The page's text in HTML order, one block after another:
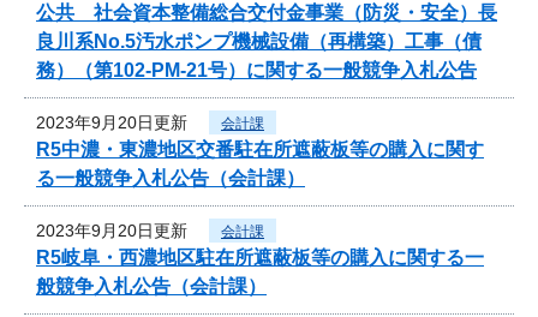
公共 社会資本整備総合交付金事業（防災・安全）長
良川系No.5汚水ポンプ機械設備（再構築）工事（債
務）（第102-PM-21号）に関する一般競争入札公告
2023年9月20日更新 会計課
R5中濃・東濃地区交番駐在所遮蔽板等の購入に関す
る一般競争入札公告（会計課）
2023年9月20日更新 会計課
R5岐阜・西濃地区駐在所遮蔽板等の購入に関する一
般競争入札公告（会計課）